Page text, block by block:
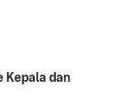
Kepala dan